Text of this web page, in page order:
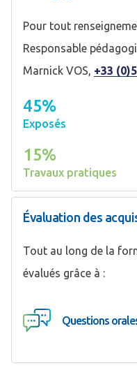
Pour tout
Responsable
Marnick VOS, +33
45%
Exposés
15%
Travaux pratiques
Évaluation des
Tout au long de la
évalués grâce à :
Questions